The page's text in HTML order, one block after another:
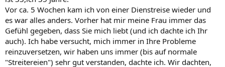
Vor ca. 5 Wochen kam ich von einer Dienstreise wieder und
es war alles anders. Vorher hat mir meine Frau immer das
Gefühl gegeben, dass Sie mich liebt (und ich dachte ich Ihr
auch). Ich habe versucht, mich immer in Ihre Probleme
reinzuversetzen, wir haben uns immer (bis auf normale
"Streitereien") sehr gut verstanden, dachte ich. Wir dachten,